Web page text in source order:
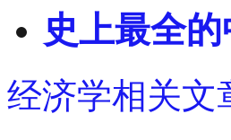
史上最全
经济学相关文